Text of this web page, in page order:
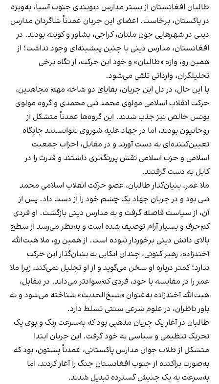
طالبان افغانستان از بستر مدارس دیوبندی جنوب آسیا، به‌ویژه
در پاکستان، برخاست. اعضای این جریان عمدتاً شاگردان مدارس
دینی در شهرهایی چون ملتان، کراچی، پشاور و کویته بودند. در
افغانستان، مدارس دینی با چنین پیشینه‌ای وجود نداشت؛ از
همین رو، واژه «طالبان» و خود این حرکت، از نگاه برخی
تحلیلگران، وارداتی تلقی می‌شود.
با این حال، در دل این جریان، بقایای دو شاخه مهم مجاهدین،
حرکت انقلاب اسلامی مولوی محمد نبی محمدی و گروه مولوی
یونس خالص نیز جذب شدند. این گروه‌ها عمدتاً متشکل از
روحانیون بودند، اما در جهاد علیه شوروی نتوانستند جایگاه
تعیین‌کننده‌ای به دست آورند و در مقابل، احزاب جمعیت
اسلامی و حزب اسلامی نقش پررنگ‌تری داشتند و قدرت را در
کابل به دست گرفتند.
ملا عمر، بنیان‌گذار طالبان، عضو حرکت انقلاب اسلامی محمد
نبی بود و در جریان جهاد یک چشم خود را از دست داد. پس از
آن، از سیاست فاصله گرفت و به مدارس دینی بازگشت. او فردی
کم‌حرف و بسیار آرام توصیف شده است و به‌نظر می‌رسد از سطح
بالای دانش دینی برخوردار نبوده است. از همین رو، ملا هبت‌الله
آخندزاده، رهبر کنونی، چندان اتکایی به بنیان‌گذار این حرکت
ندارد؛ کمتر درباره او سخن می‌گوید و از او تجلیل نمی‌کند، زیرا ملا
عمر را در مقایسه با خود، فردی کم‌سوادتر می‌داند. در مقابل،
هبت‌الله آخندزاده به‌عنوان «شیخ‌الحدیث» شناخته می‌شود و به
باور ناظران، در علوم شرعی سنتی تسلط دارد.
طالبان در آغاز یک جریان مذهبی بود که به‌سرعت رنگ و بوی یک
تحریک تنظیمی و سیاسی به خود گرفت. این جریان ابتدا
متشکل از طلاب جوان مدارس پاکستانی، عمدتاً پشتون، بود که
به‌صورت پراکنده از جنوب افغانستان جنگ را آغاز کردند، اما
به‌سرعت به یک جنبش گسترده تبدیل شدند.